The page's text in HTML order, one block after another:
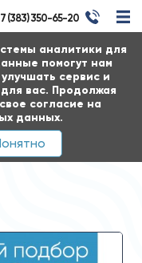
аналитики для
помогут нам
сервис и
вас. Продолжая
согласие на
данных.
7 (383) 350-65-20